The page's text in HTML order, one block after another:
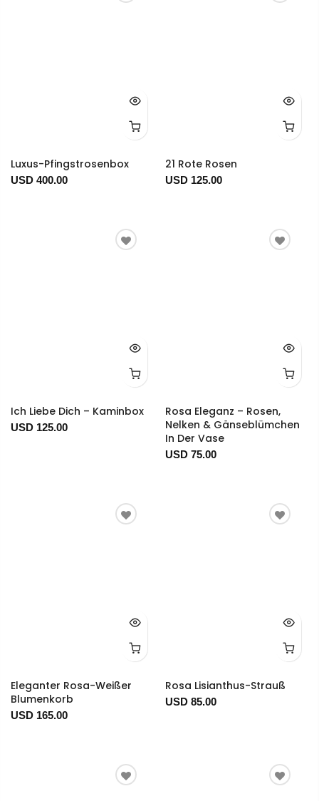
Luxus-Pfingstrosenbox
USD 400.00
21 Rote Rosen
USD 125.00
Ich Liebe Dich – Kaminbox
USD 125.00
Rosa Eleganz – Rosen,
Nelken & Gänseblümchen
In Der Vase
USD 75.00
Eleganter Rosa-Weißer
Blumenkorb
USD 165.00
Rosa Lisianthus-Strauß
USD 85.00